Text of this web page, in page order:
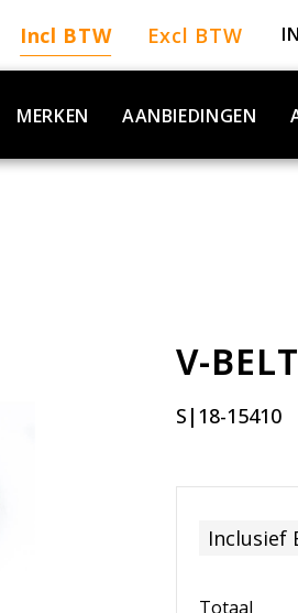
Incl BTW Excl BTW
MERKEN AANBIEDINGEN
V-BELT
S|18-15410
Inclusief
Totaal